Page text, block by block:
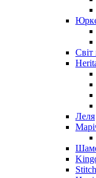
Леля